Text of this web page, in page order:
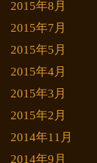
2015年8月
2015年7月
2015年5月
2015年4月
2015年3月
2015年2月
2014年11月
2014年9月